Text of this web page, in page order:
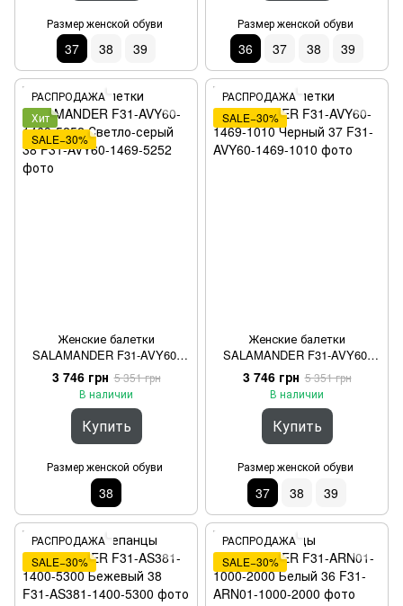
Размер женской обуви
37 38 39
Размер женской обуви
36 37 38 39
РАСПРОДАЖА
Хит
SALE−30%
Женские балетки
SALAMANDER F31-AVY60-
1469-5252 Светло-серый 38
3 746 грн 5 351 грн
В наличии
Купить
Размер женской обуви
38
РАСПРОДАЖА
SALE−30%
Женские балетки
SALAMANDER F31-AVY60-
1469-1010 Черный 37
3 746 грн 5 351 грн
В наличии
Купить
Размер женской обуви
37 38 39
РАСПРОДАЖА
SALE−30%
РАСПРОДАЖА
SALE−30%